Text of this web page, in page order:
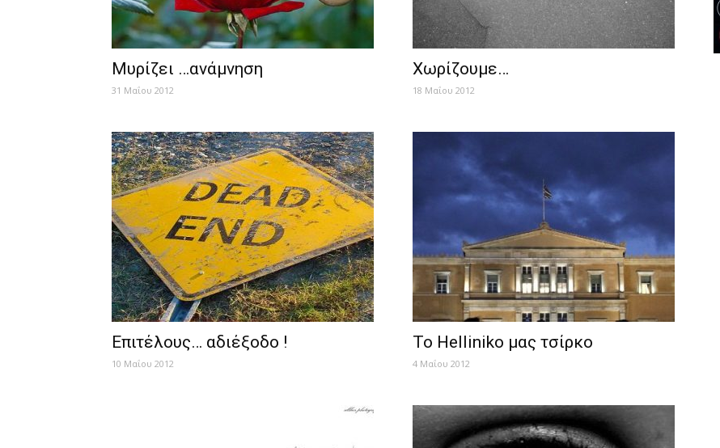
Μυρίζει …ανάμνηση
31 Μαΐου 2012
Χωρίζουμε…
18 Μαΐου 2012
Επιτέλους… αδιέξοδο !
10 Μαΐου 2012
Το Helliniko μας τσίρκο
4 Μαΐου 2012